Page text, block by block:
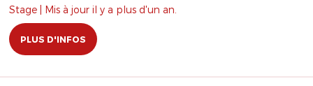
Stage | Mis à jour il y a plus d'un an.
PLUS D'INFOS